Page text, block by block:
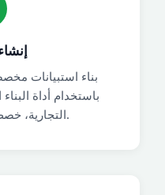
بناء استبيانات
باستخدام أداة
التجارية، خصص المظهر والشعور.